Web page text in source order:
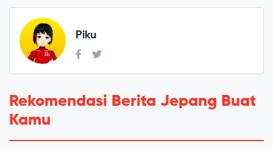
Piku
Rekomendasi Berita Jepang Buat
Kamu